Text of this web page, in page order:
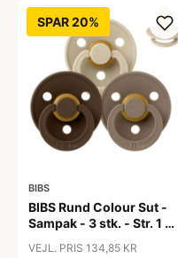
SPAR 20%
BIBS
BIBS Rund Colour Sut -
Sampak - 3 stk. - Str. 1 -
VEJL. PRIS 134,85 KR